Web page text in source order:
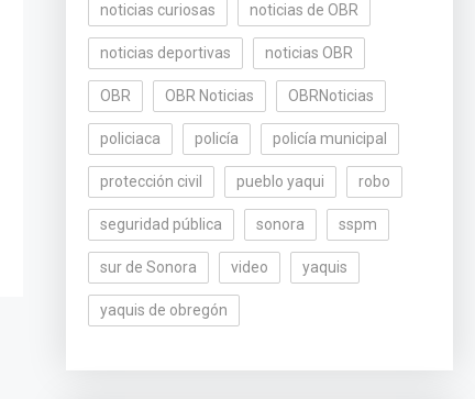
noticias curiosas noticias de OBR
noticias deportivas noticias OBR
OBR OBR Noticias OBRNoticias
policiaca policía policía municipal
protección civil pueblo yaqui robo
seguridad pública sonora sspm
sur de Sonora video yaquis
yaquis de obregón